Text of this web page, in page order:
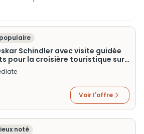
Schindler avec visite guidée
pour la croisière touristique sur
Voir l'offre
noté